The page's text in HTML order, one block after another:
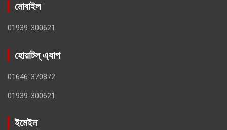
মোবাইল
01939-300621
হোয়াটস্ এ্যাপ
01646-370872
01939-300621
ইমেইল